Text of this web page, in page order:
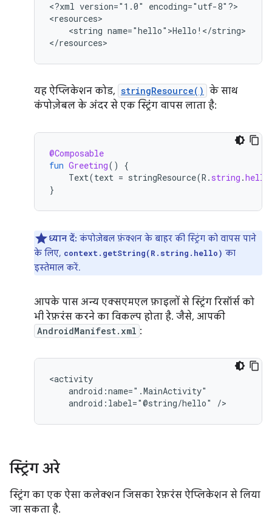
<?xml version="1.0"
encoding="utf-8"?>
<string name="hello">Hello!</string>
</resources>
यह ऐप्लिकेशन कोड, stringResource() के साथ
कंपोज़ेबल के अंदर से एक स्ट्रिंग वापस लाता है:
@Composable
fun Greeting()
{
Text(text = stringResource(R . string .hello
}
ध्यान दें: कंपोज़ेबल फ़ंक्शन के बाहर की स्ट्रिंग को वापस पाने
के लिए, context.getString(R.string.hello) का
इस्तेमाल करें.
आपके पास अन्य एक्सएमएल फ़ाइलों से स्ट्रिंग रिसॉर्स को
भी रेफ़रंस करने का विकल्प होता है. जैसे, आपकी
AndroidManifest.xml :
android:label="@string/hello"
/>
स्ट्रिंग अरे
स्ट्रिंग का एक ऐसा कलेक्शन जिसका रेफ़रंस ऐप्लिकेशन से लिया
जा सकता है.